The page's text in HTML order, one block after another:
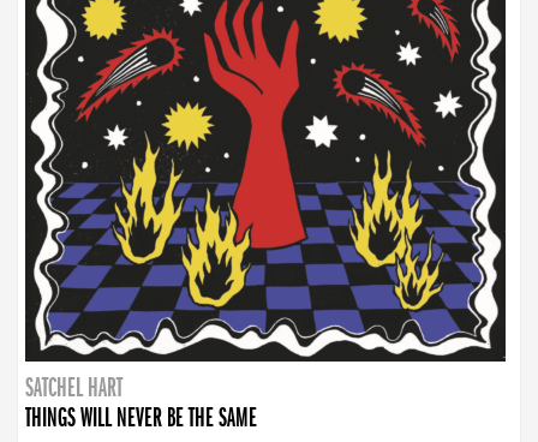
SATCHEL HART
THINGS WILL NEVER BE THE SAME